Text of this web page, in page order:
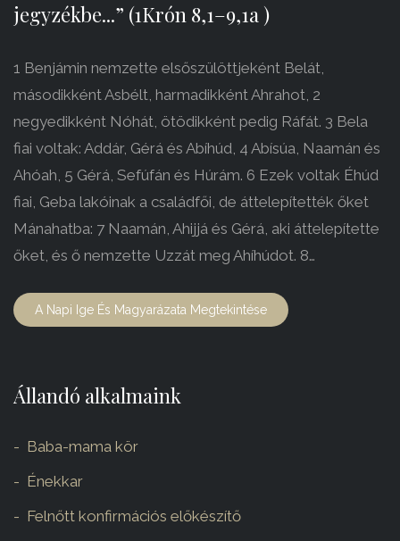
jegyzékbe...” (1Krón 8,1–9,1a )
1 Benjámin nemzette elsőszülöttjeként Belát,
másodikként Asbélt, harmadikként Ahrahot, 2
negyedikként Nóhát, ötödikként pedig Ráfát. 3 Bela
fiai voltak: Addár, Gérá és Abíhúd, 4 Abísúa, Naamán és
Ahóah, 5 Gérá, Sefúfán és Húrám. 6 Ezek voltak Éhúd
fiai, Geba lakóinak a családfői, de áttelepítették őket
Mánahatba: 7 Naamán, Ahijjá és Gérá, aki áttelepítette
őket, és ő nemzette Uzzát meg Ahíhúdot. 8…
A Napi Ige És Magyarázata Megtekintése
Állandó alkalmaink
Baba-mama kör
Énekkar
Felnőtt konfirmációs előkészítő